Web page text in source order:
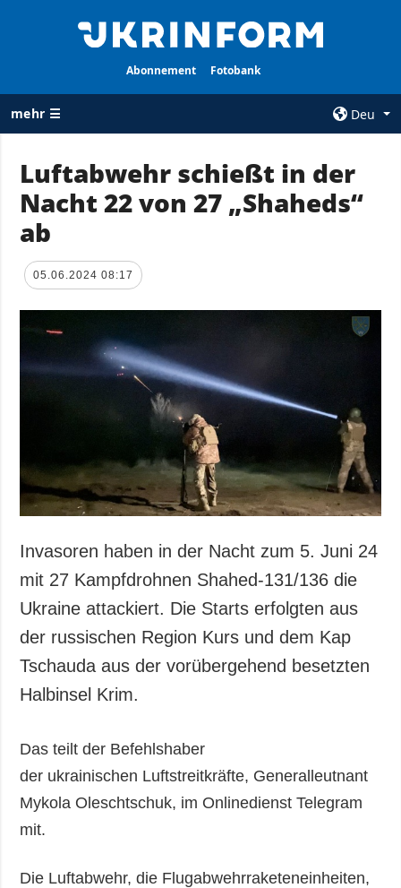
Abonnement Fotobank
mehr ☰
Deu
ALLE
Krieg
Wiederaufbau
Politik
Wirtschaft
Militär
Gesellschaft und
Kriminalität
Notstand und
AGENTUR
Politik zur
Daten
ZUSÄTZLICH
Veröffentlichungen
Interview
Fotos
Video
LEISTUNGEN
Abonnement
Fotobank
Luftabwehr schießt in der
Nacht 22 von 27 „Shaheds“
ab
05.06.2024 08:17
Invasoren haben in der Nacht zum 5. Juni 24
mit 27 Kampfdrohnen Shahed-131/136 die
Ukraine attackiert. Die Starts erfolgten aus
der russischen Region Kurs und dem Kap
Tschauda aus der vorübergehend besetzten
Halbinsel Krim.
Das teilt der Befehlshaber
der ukrainischen Luftstreitkräfte, Generalleutnant
Mykola Oleschtschuk, im Onlinedienst Telegram
mit.
Die Luftabwehr, die Flugabwehrraketeneinheiten,